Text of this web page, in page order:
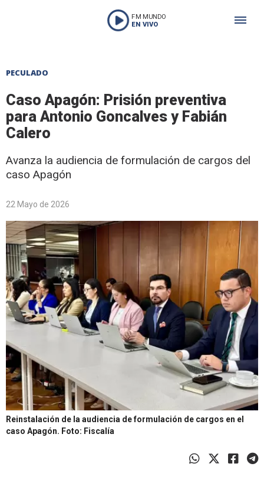
FM MUNDO
EN VIVO
PECULADO
Caso Apagón: Prisión preventiva
para Antonio Goncalves y Fabián
Calero
Avanza la audiencia de formulación de cargos del
caso Apagón
22 Mayo de 2026
Reinstalación de la audiencia de formulación de cargos en el
caso Apagón. Foto: Fiscalía